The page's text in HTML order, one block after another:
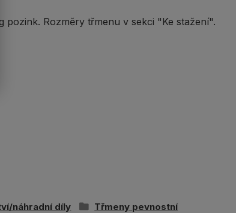
Rozměry třmenu v sekci "Ke stažení".
náhradní díly Třmeny pevnostní